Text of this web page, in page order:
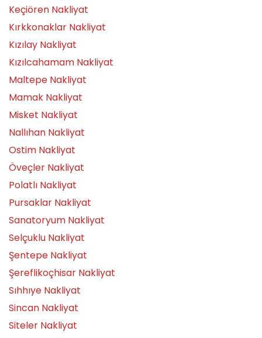
Keçiören Nakliyat
Kırkkonaklar Nakliyat
Kızılay Nakliyat
Kızılcahamam Nakliyat
Maltepe Nakliyat
Mamak Nakliyat
Misket Nakliyat
Nallıhan Nakliyat
Ostim Nakliyat
Öveçler Nakliyat
Polatlı Nakliyat
Pursaklar Nakliyat
Sanatoryum Nakliyat
Selçuklu Nakliyat
Şentepe Nakliyat
Şereflikoçhisar Nakliyat
Sıhhıye Nakliyat
Sincan Nakliyat
Siteler Nakliyat